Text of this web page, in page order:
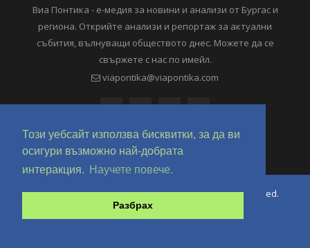
Този уебсайт използва бисквитки, за да ви
осигури възможно най-добрата
интеракция.
Научете повече.
Разбрах
Виа Понтика - е-медия за новини и анализи от Бургас и
региона. Открийте анализи и репортаж за актуални
събития, вълнуващи обществото днес. Можете да се
свържете с нас по имейл.
viapontika@viapontika.com
Copyright © 2018-2024 ViaPontika.com. All Rights Reserved.
Development @ OverHertz Ltd